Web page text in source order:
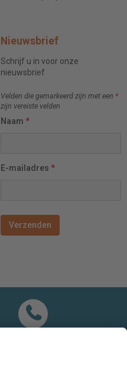
Nieuwsbrief
Schrijf u in voor onze
nieuwsbrief
Velden die gemarkeerd zijn met een *
zijn vereiste velden
Naam *
E-mailadres *